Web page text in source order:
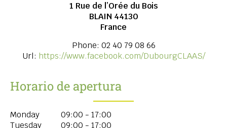
1 Rue de l’Orée du Bois
BLAIN 44130
France
Phone: 02 40 79 08 66
Url: https://www.facebook.com/DubourgCLAAS/
Horario de apertura
Monday
09:00 - 17:00
Tuesday
09:00 - 17:00